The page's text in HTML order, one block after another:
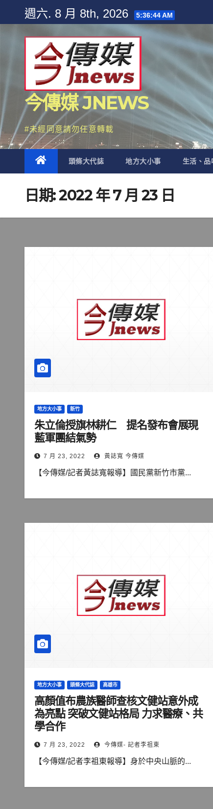
content
週六. 8 月 8th, 2026 5:36:45 AM
今傳媒 JNEWS
#未經同意請勿任意轉載
頭條大代誌 地方大小事 生活、品
日期:2022 年 7 月 23 日
地方大小事 新竹
朱立倫授旗林耕仁 提名發布會展現
藍軍團結氣勢
7 月 23, 2022 黃誌寬 今傳媒
【今傳媒/記者黃誌寬報導】國民黨新竹市黨...
地方大小事 頭條大代誌 高雄市
高顏值布農族醫師查核文健站意外成
為亮點 突破文健站格局 力求醫療、共
學合作
7 月 23, 2022 今傳媒- 記者李祖東
【今傳媒/記者李祖東報導】身於中央山脈的...